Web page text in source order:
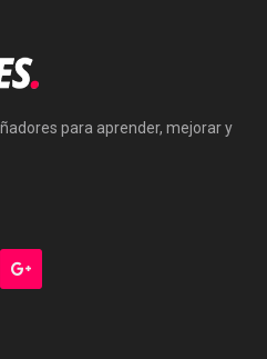
para aprender, mejorar y